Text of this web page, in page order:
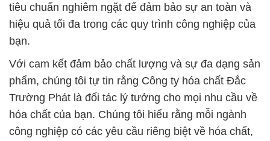
tiêu chuẩn nghiêm ngặt để đảm bảo sự an toàn và
hiệu quả tối đa trong các quy trình công nghiệp của
bạn.
Với cam kết đảm bảo chất lượng và sự đa dạng sản
phẩm, chúng tôi tự tin rằng Công ty hóa chất Đắc
Trường Phát là đối tác lý tưởng cho mọi nhu cầu về
hóa chất của bạn. Chúng tôi hiểu rằng mỗi ngành
công nghiệp có các yêu cầu riêng biệt về hóa chất,